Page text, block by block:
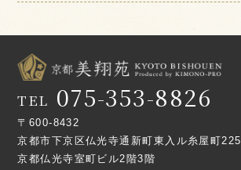
TEL 075-353-8826
〒600-8432
京都市下京区仏光寺通新町東入ル糸屋町225
京都仏光寺室町ビル2階3階